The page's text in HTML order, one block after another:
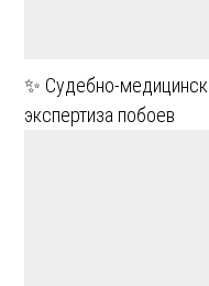
✨ Судебно-
экспертиза побоев